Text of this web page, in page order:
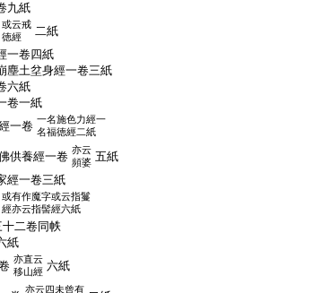
九紙
或云戒
徳經
二紙
一卷四紙
塵土坌身經一卷三紙
六紙
卷一紙
一卷 一名施色力經一
名福徳經二紙
供養經一卷 亦云
頻婆 五紙
經一卷三紙
或有作魔字或云指鬘
經亦云指髻經六紙
二卷同帙
紙
亦直云
移山經 六紙
亦云四未曾有